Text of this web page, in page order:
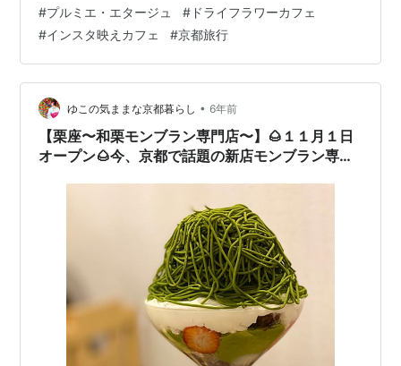
くカフェだったのです。 ある日曜日の夕方、たまたま近
くを通りかかったので、覗いてみたら閉店１時間前位の
せいか席が空いていたので行ってみました。 以前は違う
場所にあって、去年に移転されたそうです。 その時は２
階にある店舗で、名前の「プルミエ・エタージュ」はフ
ランス語で２階っ…
#プルミエ・エタージュ # ドライフラワーカフェ
#インスタ映えカフェ #京都旅行
ゆこの気ままな京都暮らし • 6年前
【栗座〜和栗モンブラン専門店〜】🌰１１月１日
オープン🌰今、京都で話題の新店モンブラン専門